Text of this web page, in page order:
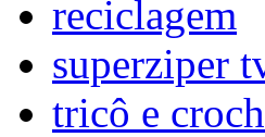
reciclagem
superziper
tricô e